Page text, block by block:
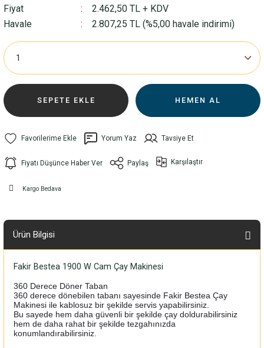
Fiyat
2.462,50 TL + KDV
Havale
2.807,25 TL (%5,00 havale indirimi)
SEPETE EKLE HEMEN AL
Yorum Yaz Tavsiye Et
Fiyatı Düşünce Haber Ver Paylaş Karşılaştır
Kargo Bedava
Ürün Bilgisi
Fakir Bestea 1900 W Cam Çay Makinesi
360 Derece Döner Taban
360 derece dönebilen tabanı sayesinde Fakir Bestea Çay
Makinesi ile kablosuz bir şekilde servis yapabilirsiniz.
Bu sayede hem daha güvenli bir şekilde çay doldurabilirsiniz
hem de daha rahat bir şekilde tezgahınızda
konumlandırabilirsiniz.